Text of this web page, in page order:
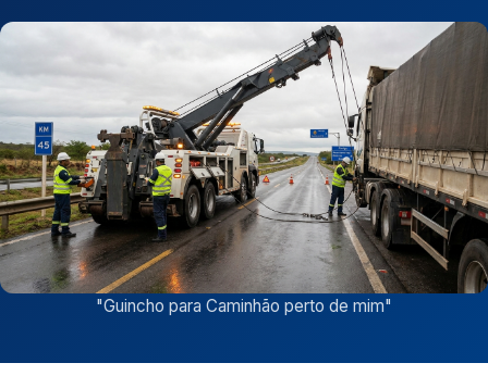
"Guincho para Caminhão perto de mim"